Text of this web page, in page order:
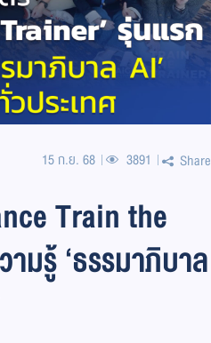
15 ก.ย. 68 3891 Share
Train the
มรู้ ‘ธรรมาภิบาล